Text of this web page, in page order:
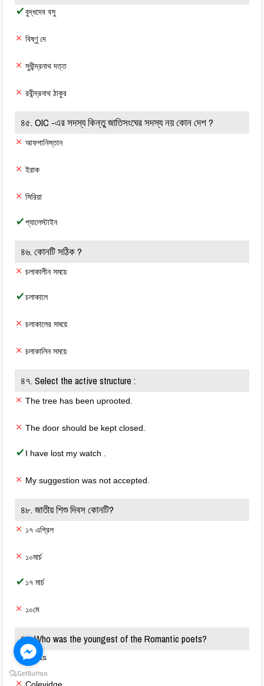
বুদ্ধদেব বসু
বিষ্ণু দে
সুধীন্দ্রনাথ দত্ত
রবীন্দ্রনাথ ঠাকুর
৪৫. OIC -এর সদস্য কিন্তু জাতিসংঘের সদস্য নয় কোন দেশ ?
আফগানিস্তান
ইরাক
সিরিয়া
প্যালেস্টাইন
৪৬. কোনটি সঠিক ?
চলাকালীন সময়ে
চলাকালে
চলাকালের সময়ে
চলাকালিন সময়ে
৪৭. Select the active structure :
The tree has been uprooted.
The door should be kept closed.
I have lost my watch .
My suggestion was not accepted.
৪৮. জাতীয় শিশু দিবস কোনটি?
১৭ এপ্রিল
১০মার্চ
১৭ মার্চ
১০মে
৪৯. Who was the youngest of the Romantic poets?
Keats